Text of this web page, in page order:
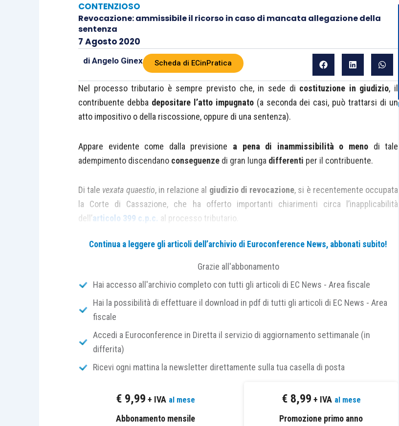
CONTENZIOSO
Revocazione: ammissibile il ricorso in caso di mancata allegazione della
sentenza
7 Agosto 2020
di Angelo Ginex Scheda di ECinPratica
Nel processo tributario è sempre previsto che, in sede di costituzione in giudizio, il
contribuente debba depositare l’atto impugnato (a seconda dei casi, può trattarsi di un
atto impositivo o della riscossione, oppure di una sentenza).
Appare evidente come dalla previsione a pena di inammissibilità o meno di tale
adempimento discendano conseguenze di gran lunga differenti per il contribuente.
Di tale vexata quaestio, in relazione al giudizio di revocazione, si è recentemente occupata
la Corte di Cassazione, che ha offerto importanti chiarimenti circa l’inapplicabilità
dell’articolo 399 c.p.c. al processo tributario.
Sul punto, si rammenta innanzitutto che l’articolo 64 D.Lgs. 546/1992
richiama
articolo 395 c.p.c. per quanto concerne i
l’articolo 398 c.p.c. .
secondo comma
che il ricorso per revocazione debba contenere tutti gli elementi previsti dall’articolo 53,
comma 1, D.Lgs. 546/1992
b) l’indicazione delle altre parti che hanno partecipato al giudizio e nei cui confronti è
Continua a leggere gli articoli dell’archivio di Euroconference News, abbonati subito!
Grazie all'abbonamento
Hai accesso all'archivio completo con tutti gli articoli di EC News - Area fiscale
Hai la possibilità di effettuare il download in pdf di tutti gli articoli di EC News - Area
fiscale
Accedi a Euroconference in Diretta il servizio di aggiornamento settimanale (in
differita)
Ricevi ogni mattina la newsletter direttamente sulla tua casella di posta
€ 9,99 + IVA al mese
Abbonamento mensile
€ 8,99 + IVA al mese
Promozione primo anno